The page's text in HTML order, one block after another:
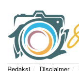
Redaksi Disclaimer